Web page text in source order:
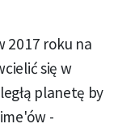
2017 roku na
się w
planetę by
-